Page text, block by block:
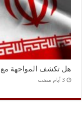
هل تكشف المواجهة مع